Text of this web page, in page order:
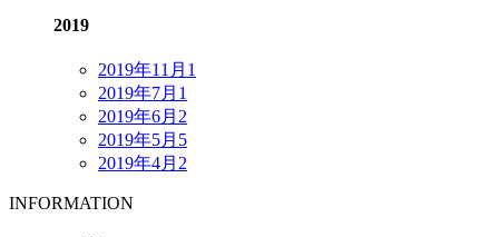
2019
2019年11月 1
2019年7月 1
2019年6月 2
2019年5月 5
2019年4月 2
INFORMATION